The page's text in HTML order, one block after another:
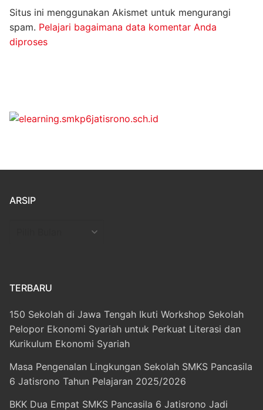
Situs ini menggunakan Akismet untuk mengurangi
spam. Pelajari bagaimana data komentar Anda
diproses
ARSIP
TERBARU
150 Sekolah di Jawa Tengah Ikuti Workshop Sekolah
Pelopor Ekonomi Syariah untuk Perkuat Literasi dan
Kurikulum Ekonomi Syariah
Masa Pengenalan Lingkungan Sekolah SMKS Pancasila
6 Jatisrono Tahun Pelajaran 2025/2026
BKK Dua Empat SMKS Pancasila 6 Jatisrono Jadi